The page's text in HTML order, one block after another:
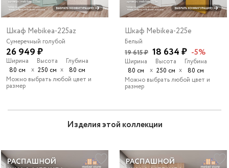
Шкаф Mebikea-225az
Сумеречный голубой
26 949 ₽
Ширина
80 см
х
Высота
250 см х
Глубина
80 см
Можно выбрать любой цвет и
размер
Шкаф Mebikea-225e
Белый
19 615 ₽ 18 634 ₽ -5%
Ширина
80 см
х
Высота
250 см х
Глубина
80 см
Можно выбрать любой цвет и
размер
Изделия этой коллекции